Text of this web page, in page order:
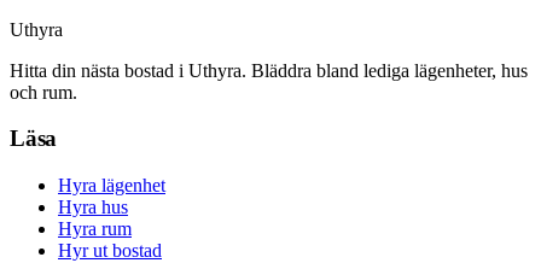
Uthyra
Hitta din nästa bostad i Uthyra. Bläddra bland lediga lägenheter, hus
och rum.
Läsa
Hyra lägenhet
Hyra hus
Hyra rum
Hyr ut bostad